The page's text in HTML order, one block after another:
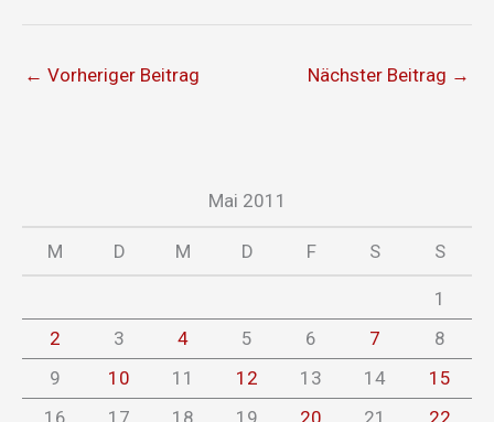
← Vorheriger Beitrag Nächster Beitrag →
Mai 2011
M D M D F S S
1
2
3 4 5 6 7
8
9
10 11 12 13 14
15
16
17 18 19 20 21
22